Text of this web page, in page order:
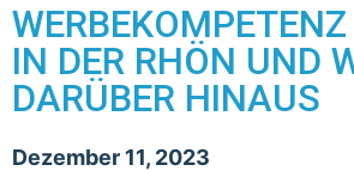
IN DER RHÖN UND
DARÜBER HINAUS
Dezember 11, 2023